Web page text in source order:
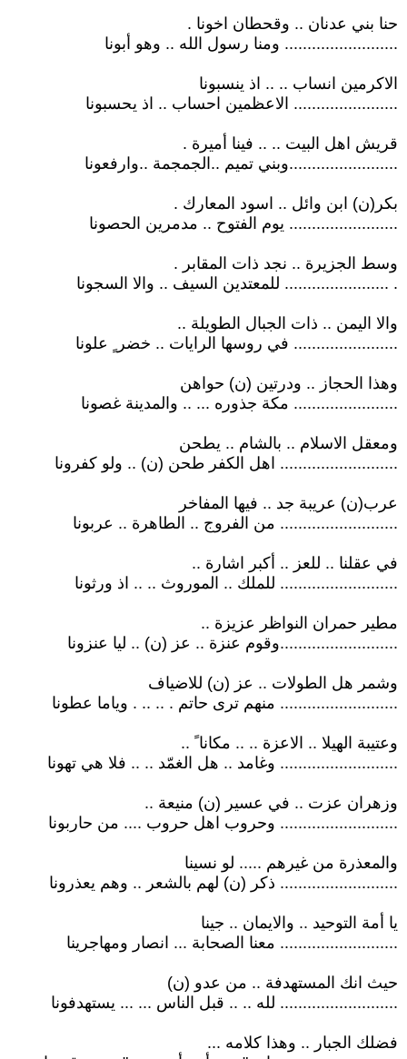
حنا بني عدنان .. وقحطان اخونا .
......................... ومنا رسول الله .. وهو أبونا
الاكرمين انساب .. .. اذ ينسبونا
....................... الاعظمين احساب .. اذ يحسبونا
قريش اهل البيت .. .. فينا أميرة .
........................وبني تميم ..الجمجمة ..وارفعونا
بكر(ن) ابن وائل .. اسود المعارك .
........................ يوم الفتوح .. مدمرين الحصونا
وسط الجزيرة .. نجد ذات المقابر .
. ....................... للمعتدين السيف .. والا السجونا
والا اليمن .. ذات الجبال الطويلة ..
....................... في روسها الرايات .. خضر ٍ علونا
وهذا الحجاز .. ودرتين (ن) حواهن
....................... مكة جذوره ... .. والمدينة غصونا
ومعقل الاسلام .. بالشام .. يطحن
.......................... اهل الكفر طحن (ن) .. ولو كفرونا
عرب(ن) عريبة جد .. فيها المفاخر
.......................... من الفروج .. الطاهرة .. عربونا
في عقلنا .. للعز .. أكبر اشارة ..
.......................... للملك .. الموروث .. .. اذ ورثونا
مطير حمران النواظر عزيزة ..
..........................وقوم عنزة .. عز (ن) .. ليا عنزونا
وشمر هل الطولات .. عز (ن) للاضياف
.......................... منهم ترى حاتم . .. .. . وياما عطونا
وعتيبة الهيلا .. الاعزة .. .. مكانا ً ..
.......................... وغامد .. هل الغمّد .. .. فلا هي تهونا
وزهران عزت .. في عسير (ن) منيعة ..
.......................... وحروب اهل حروب .... من حاربونا
والمعذرة من غيرهم ..... لو نسينا
.......................... ذكر (ن) لهم بالشعر .. وهم يعذرونا
يا أمة التوحيد .. والايمان .. جينا
.......................... معنا الصحابة ... انصار ومهاجرينا
حيث انك المستهدفة .. من عدو (ن)
.......................... لله .. .. قبل الناس ... ... يستهدفونا
فضلك الجبار .. وهذا كلامه ...